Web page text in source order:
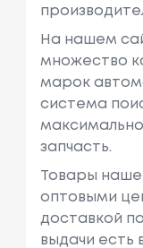
На нашем
множество
марок
система
запчасть.
Товары
оптовыми
доставкой
выдачи есть